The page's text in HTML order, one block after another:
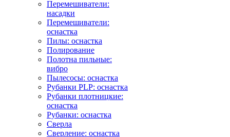
Перемешиватели:
насадки
Перемешиватели:
оснастка
Пилы: оснастка
Полирование
Полотна пильные:
вибро
Пылесосы: оснастка
Рубанки PLP: оснастка
Рубанки плотницкие:
оснастка
Рубанки: оснастка
Сверла
Сверление: оснастка